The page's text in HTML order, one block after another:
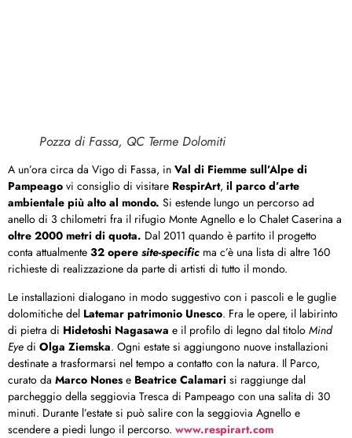
Pozza di Fassa, QC Terme Dolomiti
A un’ora circa da Vigo di Fassa, in Val di Fiemme sull’Alpe di
Pampeago vi consiglio di visitare RespirArt, il parco d’arte
ambientale più alto al mondo. Si estende lungo un percorso ad
anello di 3 chilometri fra il rifugio Monte Agnello e lo Chalet Caserina a
oltre 2000 metri di quota. Dal 2011 quando è partito il progetto
conta attualmente 32 opere site-specific ma c’è una lista di altre 160
richieste di realizzazione da parte di artisti di tutto il mondo.
Le installazioni dialogano in modo suggestivo con i pascoli e le guglie
dolomitiche del Latemar patrimonio Unesco. Fra le opere, il labirinto
di pietra di Hidetoshi Nagasawa e il profilo di legno dal titolo Mind
Eye di Olga Ziemska. Ogni estate si aggiungono nuove installazioni
destinate a trasformarsi nel tempo a contatto con la natura. Il Parco,
curato da Marco Nones e Beatrice Calamari si raggiunge dal
parcheggio della seggiovia Tresca di Pampeago con una salita di 30
minuti. Durante l’estate si può salire con la seggiovia Agnello e
scendere a piedi lungo il percorso. www.respirart.com